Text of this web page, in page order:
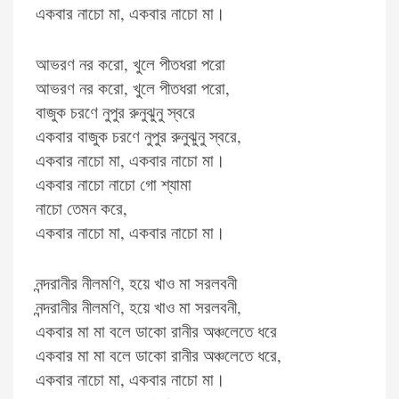
একবার নাচো মা, একবার নাচো মা।
আভরণ নর করো, খুলে পীতধরা পরো
আভরণ নর করো, খুলে পীতধরা পরো,
বাজুক চরণে নুপুর রুনুঝুনু স্বরে
একবার বাজুক চরণে নুপুর রুনুঝুনু স্বরে,
একবার নাচো মা, একবার নাচো মা।
একবার নাচো নাচো গো শ্যামা
নাচো তেমন করে,
একবার নাচো মা, একবার নাচো মা।
নন্দরানীর নীলমণি, হয়ে খাও মা সরলবনী
নন্দরানীর নীলমণি, হয়ে খাও মা সরলবনী,
একবার মা মা বলে ডাকো রানীর অঞ্চলেতে ধরে
একবার মা মা বলে ডাকো রানীর অঞ্চলেতে ধরে,
একবার নাচো মা, একবার নাচো মা।